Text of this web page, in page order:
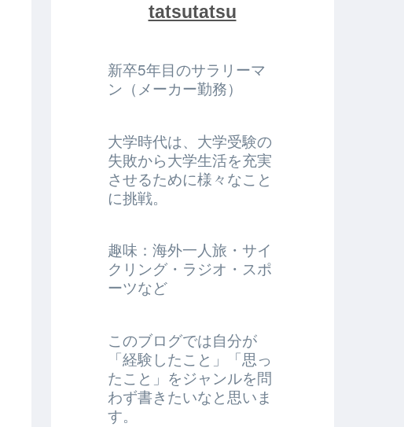
tatsutatsu
新卒5年目のサラリーマ
ン（メーカー勤務）
大学時代は、大学受験の
失敗から大学生活を充実
させるために様々なこと
に挑戦。
趣味：海外一人旅・サイ
クリング・ラジオ・スポ
ーツなど
このブログでは自分が
「経験したこと」「思っ
たこと」をジャンルを問
わず書きたいなと思いま
す。